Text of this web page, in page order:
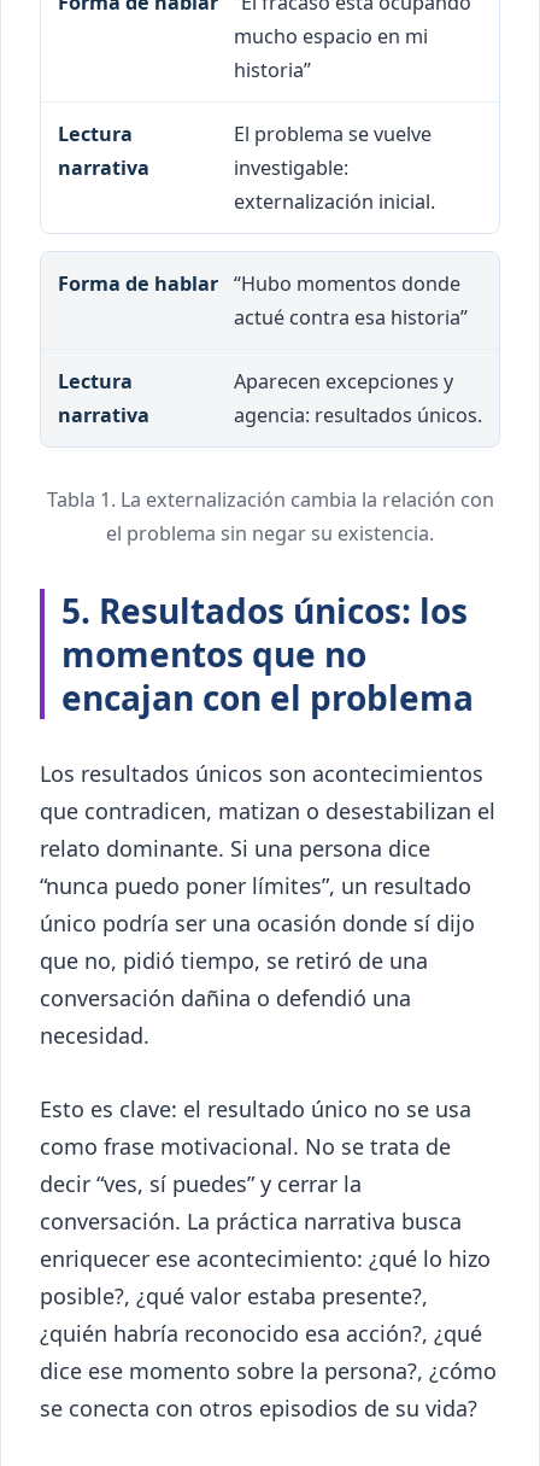
mucho espacio en mi
historia”
El problema se vuelve
investigable:
externalización inicial.
“Hubo momentos donde
actué contra esa historia”
Aparecen excepciones y
agencia: resultados únicos.
Tabla 1. La externalización cambia la relación con
el problema sin negar su existencia.
5. Resultados únicos: los
momentos que no
encajan con el problema
Los resultados únicos son acontecimientos
que contradicen, matizan o desestabilizan el
relato dominante. Si una persona dice
“nunca puedo poner límites”, un resultado
único podría ser una ocasión donde sí dijo
que no, pidió tiempo, se retiró de una
conversación dañina o defendió una
necesidad.
Esto es clave: el resultado único no se usa
como frase motivacional. No se trata de
decir “ves, sí puedes” y cerrar la
conversación. La práctica narrativa busca
enriquecer ese acontecimiento: ¿qué lo hizo
posible?, ¿qué valor estaba presente?,
¿quién habría reconocido esa acción?, ¿qué
dice ese momento sobre la persona?, ¿cómo
se conecta con otros episodios de su vida?